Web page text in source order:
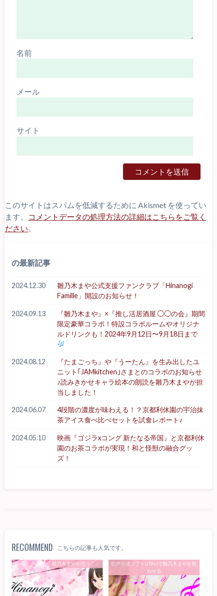
名前
メール
サイト
このサイトはスパムを低減するために Akismet を使ってい
ます。
コメントデータの処理方法の詳細はこちらをご覧く
ださい
の最新記事
2024.12.30
雛乃木まや公式支援ファンクラブ「Hinanogi
Famille」開設のお知らせ！
2024.09.13
『雛乃木まや』×『推し活居酒屋 ◯◯の会』期間
限定豪華コラボ！特設コラボルームやオリジナ
ルドリンクも！2024年9月12日〜9月18日まで
2024.08.12
『たまごっち』や『うーたん』を生み出したユ
ニット｢JAMkitchen｣さまとのコラボのお知らせ
♪読みきかせキャラ絵本の朗読を雛乃木まやが担
当しました！
2024.06.07
4段階の濃度が味わえる！？京都利休園の宇治抹
茶アイス食べ比べセットを試食レポート♪
2024.05.10
映画『ゴジラxコング 新たなる帝国』と京都利休
園のお茶コラボが実現！和と怪獣の融合グッ
ズ！
RECOMMEND こちらの記事も人気です。
雛乃木まやが思うこと
歌声合成ソフトUTAUで雛乃木まやを歌
わせる